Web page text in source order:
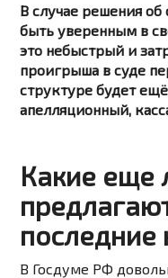
В случае решения
быть уверенным в
это небыстрый и
проигрыша в суде
структуре будет
апелляционный,
Какие еще
последние
В Госдуме РФ